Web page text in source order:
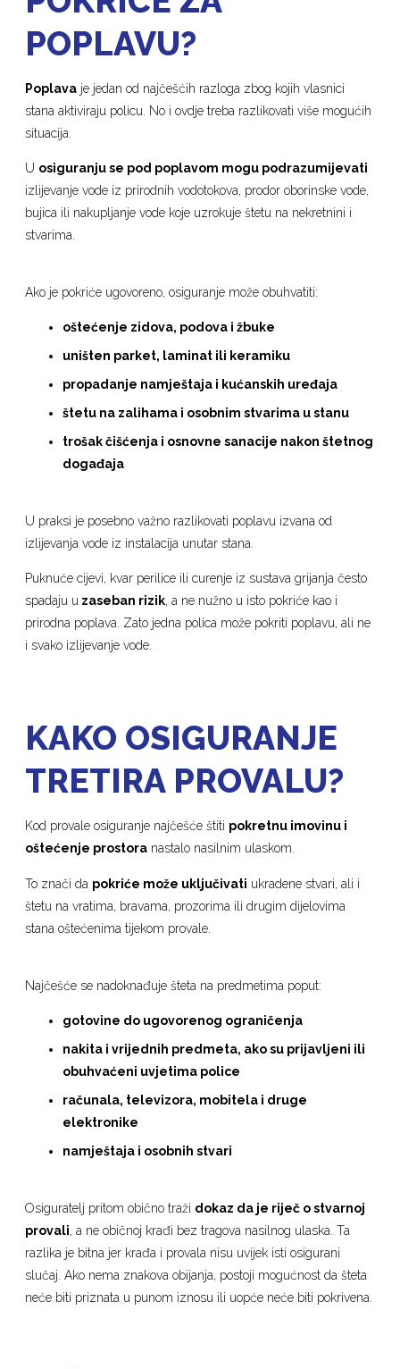
POPLAVU?
Poplava je jedan od najčešćih razloga zbog kojih vlasnici
stana aktiviraju policu. No i ovdje treba razlikovati više mogućih
situacija.
U osiguranju se pod poplavom mogu podrazumijevati
izlijevanje vode iz prirodnih vodotokova, prodor oborinske vode,
bujica ili nakupljanje vode koje uzrokuje štetu na nekretnini i
stvarima.
Ako je pokriće ugovoreno, osiguranje može obuhvatiti:
oštećenje zidova, podova i žbuke
uništen parket, laminat ili keramiku
propadanje namještaja i kućanskih uređaja
štetu na zalihama i osobnim stvarima u stanu
trošak čišćenja i osnovne sanacije nakon štetnog
događaja
U praksi je posebno važno razlikovati poplavu izvana od
izlijevanja vode iz instalacija unutar stana.
Puknuće cijevi, kvar perilice ili curenje iz sustava grijanja često
spadaju u zaseban rizik, a ne nužno u isto pokriće kao i
prirodna poplava. Zato jedna polica može pokriti poplavu, ali ne
i svako izlijevanje vode.
KAKO OSIGURANJE
TRETIRA PROVALU?
Kod provale osiguranje najčešće štiti pokretnu imovinu i
oštećenje prostora nastalo nasilnim ulaskom.
To znači da pokriće može uključivati ukradene stvari, ali i
štetu na vratima, bravama, prozorima ili drugim dijelovima
stana oštećenima tijekom provale.
Najčešće se nadoknađuje šteta na predmetima poput:
gotovine do ugovorenog ograničenja
nakita i vrijednih predmeta, ako su prijavljeni ili
obuhvaćeni uvjetima police
računala, televizora, mobitela i druge
elektronike
namještaja i osobnih stvari
Osiguratelj pritom obično traži dokaz da je riječ o stvarnoj
provali, a ne običnoj krađi bez tragova nasilnog ulaska. Ta
razlika je bitna jer krađa i provala nisu uvijek isti osigurani
slučaj. Ako nema znakova obijanja, postoji mogućnost da šteta
neće biti priznata u punom iznosu ili uopće neće biti pokrivena.